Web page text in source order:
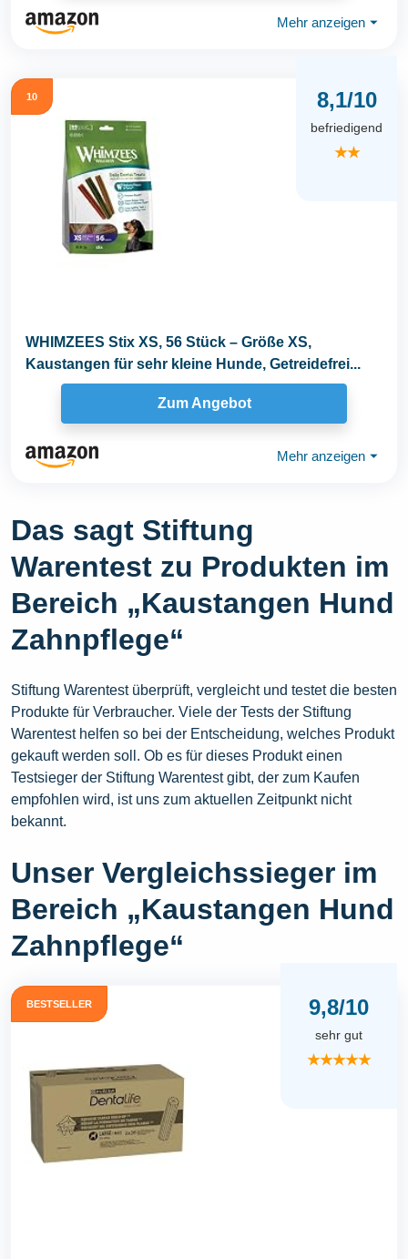
Mehr anzeigen ⏷
10 8,1/10
befriedigend
★★
WHIMZEES Stix XS, 56 Stück – Größe XS,
Kaustangen für sehr kleine Hunde, Getreidefrei...
Zum Angebot
Mehr anzeigen ⏷
Das sagt Stiftung
Warentest zu Produkten im
Bereich „Kaustangen Hund
Zahnpflege“
Stiftung Warentest überprüft, vergleicht und testet die besten
Produkte für Verbraucher. Viele der Tests der Stiftung
Warentest helfen so bei der Entscheidung, welches Produkt
gekauft werden soll. Ob es für dieses Produkt einen
Testsieger der Stiftung Warentest gibt, der zum Kaufen
empfohlen wird, ist uns zum aktuellen Zeitpunkt nicht
bekannt.
Unser Vergleichssieger im
Bereich „Kaustangen Hund
Zahnpflege“
BESTSELLER 9,8/10
sehr gut
★★★★★